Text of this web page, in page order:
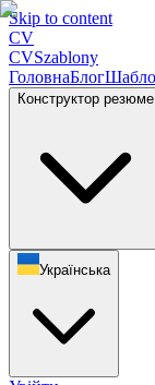
Skip to content
CV
CVSzablony
ГоловнаБлог
Конструктор резюме
Українська